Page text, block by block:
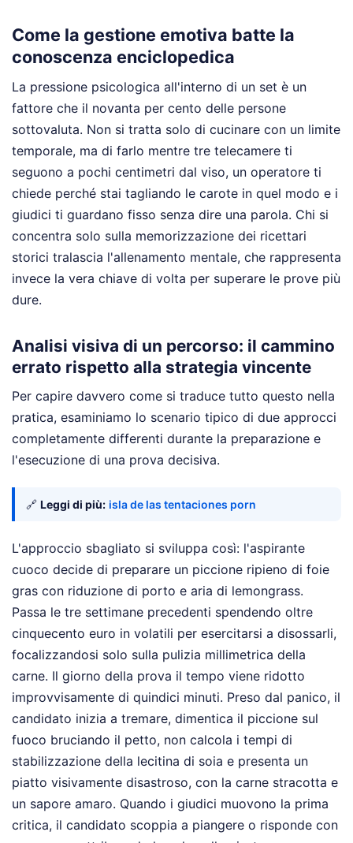
Come la gestione emotiva batte la
conoscenza enciclopedica
La pressione psicologica all'interno di un set è un
fattore che il novanta per cento delle persone
sottovaluta. Non si tratta solo di cucinare con un limite
temporale, ma di farlo mentre tre telecamere ti
seguono a pochi centimetri dal viso, un operatore ti
chiede perché stai tagliando le carote in quel modo e i
giudici ti guardano fisso senza dire una parola. Chi si
concentra solo sulla memorizzazione dei ricettari
storici tralascia l'allenamento mentale, che rappresenta
invece la vera chiave di volta per superare le prove più
dure.
Analisi visiva di un percorso: il cammino
errato rispetto alla strategia vincente
Per capire davvero come si traduce tutto questo nella
pratica, esaminiamo lo scenario tipico di due approcci
completamente differenti durante la preparazione e
l'esecuzione di una prova decisiva.
🔗 Leggi di più: isla de las tentaciones porn
L'approccio sbagliato si sviluppa così: l'aspirante
cuoco decide di preparare un piccione ripieno di foie
gras con riduzione di porto e aria di lemongrass.
Passa le tre settimane precedenti spendendo oltre
cinquecento euro in volatili per esercitarsi a disossarli,
focalizzandosi solo sulla pulizia millimetrica della
carne. Il giorno della prova il tempo viene ridotto
improvvisamente di quindici minuti. Preso dal panico, il
candidato inizia a tremare, dimentica il piccione sul
fuoco bruciando il petto, non calcola i tempi di
stabilizzazione della lecitina di soia e presenta un
piatto visivamente disastroso, con la carne stracotta e
un sapore amaro. Quando i giudici muovono la prima
critica, il candidato scoppia a piangere o risponde con